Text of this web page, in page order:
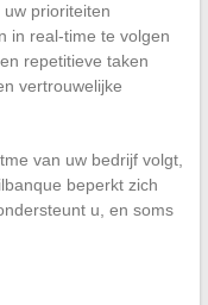
prioriteiten
in real-time te volgen
repetitieve taken
vertrouwelijke
van uw bedrijf volgt,
beperkt zich
u, en soms